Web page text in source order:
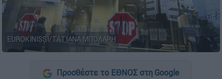
EUROKINISSI/ΤΑΤΙΑΝΑ ΜΠΟΛΑΡΗ
Προσθέστε το ΕΘΝΟΣ στη Google